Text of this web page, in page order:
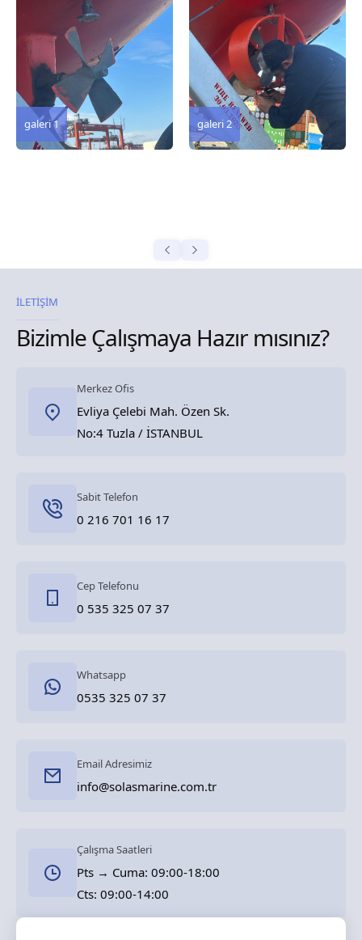
galeri 2
galeri 3
İLETİŞİM
Bizimle Çalışmaya Hazır mısınız?
Merkez Ofis
Evliya Çelebi Mah. Özen Sk.
No:4 Tuzla / İSTANBUL
Sabit Telefon
0 216 701 16 17
Cep Telefonu
0 535 325 07 37
Whatsapp
0535 325 07 37
Email Adresimiz
info@solasmarine.com.tr
Çalışma Saatleri
Pts → Cuma: 09:00-18:00
Cts: 09:00-14:00